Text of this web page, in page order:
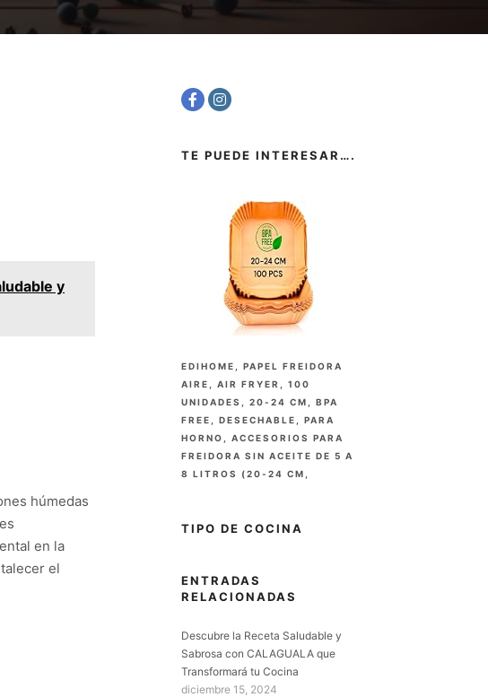
y
húmedas
en la
el
TE PUEDE INTERESAR….
EDIHOME, PAPEL FREIDORA
AIRE, AIR FRYER, 100
UNIDADES, 20-24 CM, BPA
FREE, DESECHABLE, PARA
HORNO, ACCESORIOS PARA
FREIDORA SIN ACEITE DE 5 A
8 LITROS (20-24 CM,
TIPO DE COCINA
ENTRADAS
RELACIONADAS
Descubre la Receta Saludable y
Sabrosa con CALAGUALA que
Transformará tu Cocina
diciembre 15, 2024